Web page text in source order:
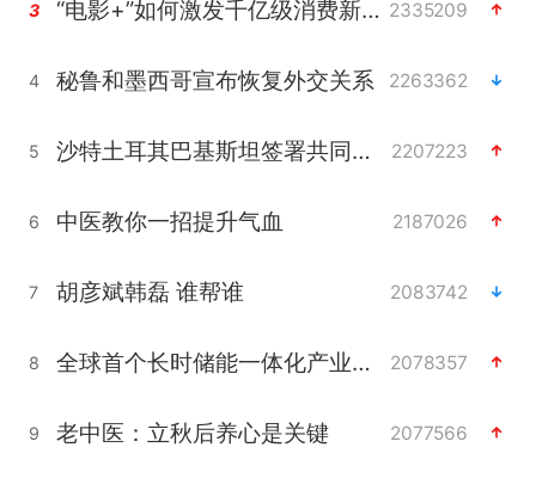
3 “电影+”如何激发千亿级消费新活力？ 2335209
4 秘鲁和墨西哥宣布恢复外交关系 2263362
5 沙特土耳其巴基斯坦签署共同防务协议 2207223
6 中医教你一招提升气血 2187026
7 胡彦斌韩磊 谁帮谁 2083742
8 全球首个长时储能一体化产业园量产 2078357
9 老中医：立秋后养心是关键 2077566